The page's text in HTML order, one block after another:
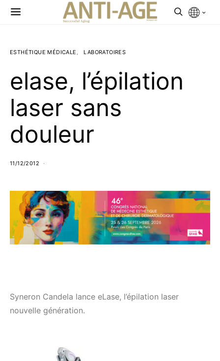
ESTHÉTIQUE MÉDICALE LABORATOIRES
elase, l’épilation
laser sans
douleur
11/12/2012
Syneron Candela lance eLase, l’épilation laser
nouvelle génération.